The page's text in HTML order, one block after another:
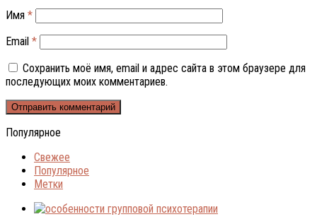
Имя *
Email *
Сохранить моё имя, email и адрес сайта в этом браузере для
последующих моих комментариев.
Популярное
Свежее
Популярное
Метки